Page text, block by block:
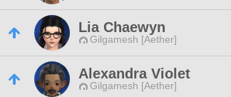
Lia Chaewyn
Gilgamesh [Aether]
Alexandra Violet
Gilgamesh [Aether]